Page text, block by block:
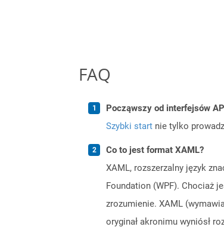
FAQ
Począwszy od interfejsów
Szybki start nie tylko
Co to jest format XAML?
XAML, rozszerzalny język
Foundation (WPF). Chociaż
zrozumienie. XAML
oryginał akronimu wyniósł